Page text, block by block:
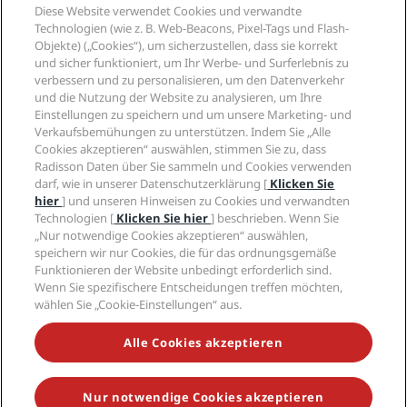
Neue und aufstrebende Hotels
Radisson Hotels APP
„Sports Approved“-Hotels
Familienfreundliche Hotels
Gesundheit & Sicherheit
Radisson Hotel Group
Medien
Karriere RHG
Karriere PPHE
Karrieren EHL
The Club by RHG
Entwicklungsmöglichkeiten
Responsible Business – Unser Engagement
Einkauf
Rechtliches
Privacy Centre
Rechtliche Hinweise
Radisson Rewards Geschäftsbedingungen
Website-Nutzungsvereinbarung
Digitale Barrierefreiheit
Moderne Sklaverei – Erklärung
Hilfe
Verbrauchermeldungen
Kontakt
FAQ
Inhaltsübersicht
Soziale Medien
Marken von Radisson Hotels
VERPASSEN SIE NIEMALS UNSERE BELIEBTESTEN
ANGEBOTE
Diese Website verwendet Cookies und verwandte
Technologien (wie z. B. Web-Beacons, Pixel-Tags und Flash-
Objekte) („Cookies“), um sicherzustellen, dass sie korrekt
und sicher funktioniert, um Ihr Werbe- und Surferlebnis zu
verbessern und zu personalisieren, um den Datenverkehr
und die Nutzung der Website zu analysieren, um Ihre
Einstellungen zu speichern und um unsere Marketing- und
Verkaufsbemühungen zu unterstützen. Indem Sie „Alle
Cookies akzeptieren“ auswählen, stimmen Sie zu, dass
Radisson Daten über Sie sammeln und Cookies verwenden
darf, wie in unserer Datenschutzerklärung [ Klicken Sie
hier] und unseren Hinweisen zu Cookies und verwandten
Technologien [ Klicken Sie hier] beschrieben. Wenn Sie
„Nur notwendige Cookies akzeptieren“ auswählen,
speichern wir nur Cookies, die für das ordnungsgemäße
Funktionieren der Website unbedingt erforderlich sind.
Wenn Sie spezifischere Entscheidungen treffen möchten,
wählen Sie „Cookie-Einstellungen“ aus.
Alle Cookies akzeptieren
Nur notwendige Cookies akzeptieren